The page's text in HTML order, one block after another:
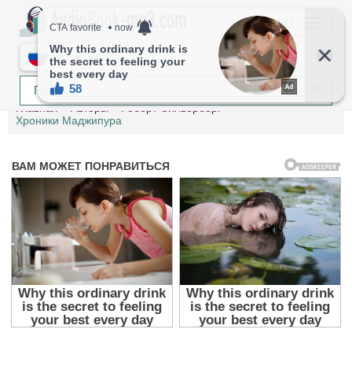
МЕНЮ
RU
Главная Авторы
Роберт Силверберг
Хроники Маджипура